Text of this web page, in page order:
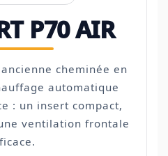
P70 AIR
cheminée en
automatique
: un insert compact,
ventilation frontale